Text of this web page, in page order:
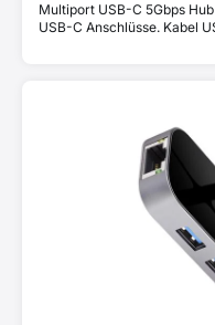
Multiport USB-C 5Gbps
USB-C Anschlüsse. Kabel